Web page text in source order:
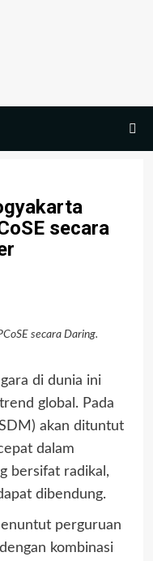
secara
secara Daring.
di dunia ini
global. Pada
akan dituntut
dalam
bersifat radikal,
dibendung.
perguruan
kombinasi